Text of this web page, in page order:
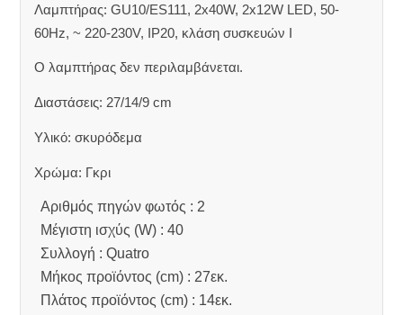
Λαμπτήρας: GU10/ES111, 2x40W, 2x12W LED, 50-
60Hz, ~ 220-230V, IP20, κλάση συσκευών Ι
Ο λαμπτήρας δεν περιλαμβάνεται.
Διαστάσεις: 27/14/9 cm
Υλικό: σκυρόδεμα
Χρώμα: Γκρι
Αριθμός πηγών φωτός : 2
Μέγιστη ισχύς (W) : 40
Συλλογή : Quatro
Μήκος προϊόντος (cm) : 27εκ.
Πλάτος προϊόντος (cm) : 14εκ.